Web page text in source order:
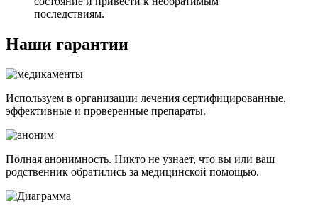
последствиям.
Наши гарантии
Используем в организации лечения сертифицированные,
эффективные и проверенные препараты.
Полная анонимность. Никто не узнает, что вы или ваш
родственник обратились за медицинской помощью.